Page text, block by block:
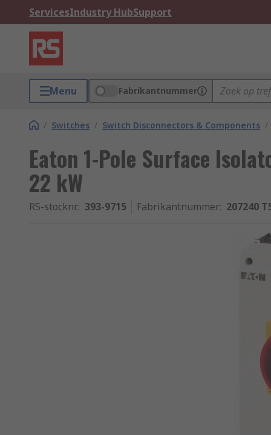
ServicesIndustry HubSupport
Menu Fabrikantnummer
/ Switches / Switch Disconnectors & Components /
Eaton 1-Pole Surface
22 kW
RS-stocknr.: 393-9715 Fabrikantnummer: 207240